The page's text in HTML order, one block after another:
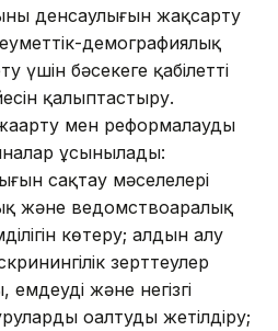
денсаулығын жақсарту
демографиялық
үшін бәсекеге қабілетті
қалыптастыру.
мен реформалаудың
ұсынылады:
сақтау мәселелері
және ведомствоаралық
көтеру; алдын алу
зерттеулер
және негізгі
оңалтуды жетілдіру;